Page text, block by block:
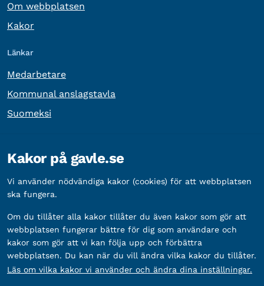
Om webbplatsen
Kakor
Länkar
Medarbetare
Kommunal anslagstavla
Suomeksi
Organisationsnummer: 212000-2338
Bankgironummer: 5888-2333
Kakor på gavle.se
Vi använder nödvändiga kakor (cookies) för att webbplatsen
ska fungera.
Om du tillåter alla kakor tillåter du även kakor som gör att
webbplatsen fungerar bättre för dig som användare och
kakor som gör att vi kan följa upp och förbättra
webbplatsen. Du kan när du vill ändra vilka kakor du tillåter.
Läs om vilka kakor vi använder och ändra dina inställningar.